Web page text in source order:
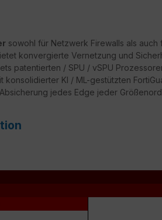
sowohl für Netzwerk Firewalls als auch
konvergierte Vernetzung und
patentierten / SPU / vSPU
konsolidierter KI / ML-gestützten
jedes Edge jeder